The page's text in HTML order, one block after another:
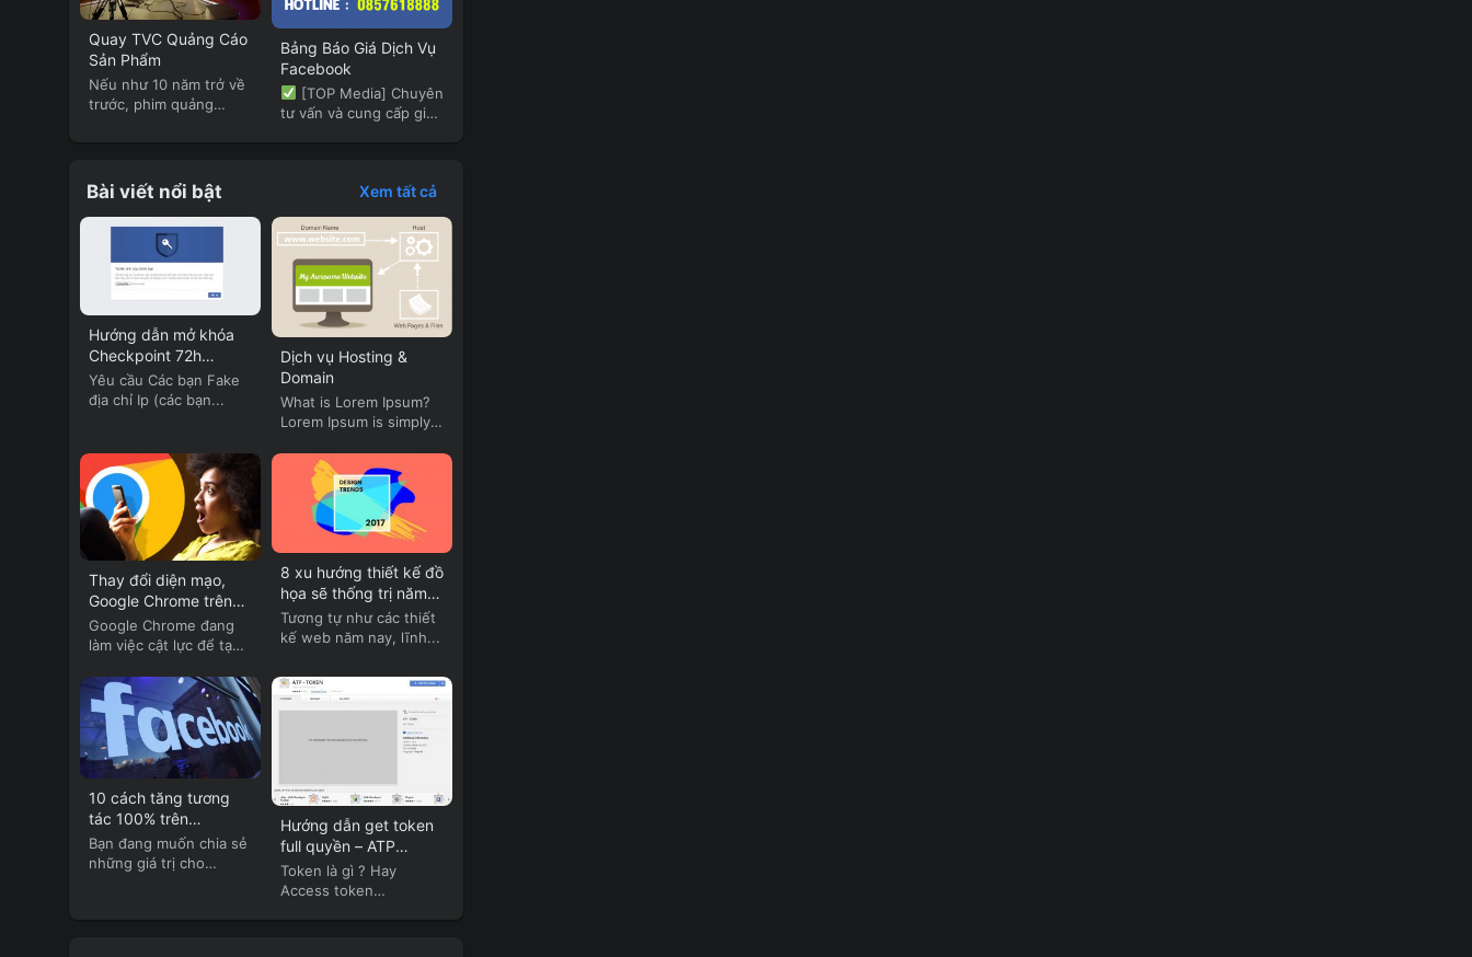
Quay TVC Quảng Cáo
Sản Phẩm
Nếu như 10 năm trở về
trước, phim quảng
Bảng Báo Giá Dịch Vụ
Facebook
[TOP Media] Chuyên
tư vấn và cung cấp giải
Bài viết nổi bật Xem tất cả
Hướng dẫn mở khóa
Checkpoint 72h
Facebook
Yêu cầu Các bạn Fake
địa chỉ Ip (các bạn...
Dịch vụ Hosting &
Domain
What is Lorem Ipsum?
Lorem Ipsum is simply
Thay đổi diện mạo,
Google Chrome trên
Android cập nhật
nhiều tính năng mới
Google Chrome đang
làm việc cật lực để tạo
8 xu hướng thiết kế đồ
họa sẽ thống trị năm
2017
Tương tự như các thiết
kế web năm nay, lĩnh...
10 cách tăng tương
tác 100% trên
Facebook
Bạn đang muốn chia sẻ
những giá trị cho
Hướng dẫn get token
full quyền – ATP
TOKEN
Token là gì ? Hay
Access token